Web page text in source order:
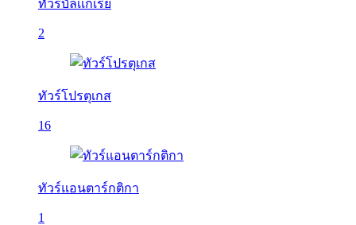
ทัวร์บัลเเกเรีย
2
ทัวร์โปรตุเกส
16
ทัวร์แอนตาร์กติกา
1